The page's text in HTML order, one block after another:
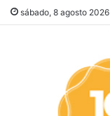
sábado, 8 agosto 2026